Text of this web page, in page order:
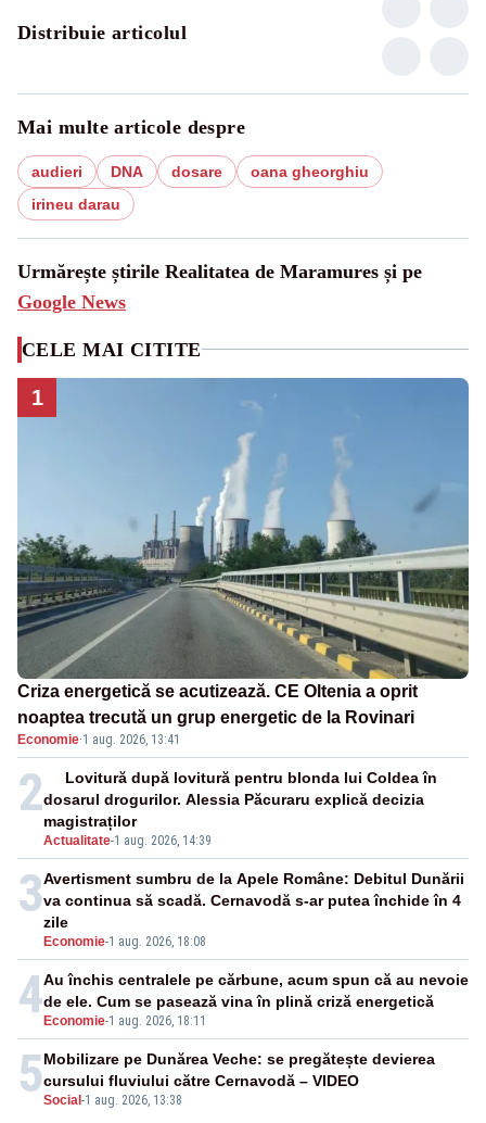
Distribuie articolul
Mai multe articole despre
audieri DNA dosare
oana gheorghiu
irineu darau
Urmărește știrile Realitatea de Maramures și pe
Google News
CELE MAI CITITE
1
Criza energetică se acutizează. CE Oltenia a oprit
noaptea trecută un grup energetic de la Rovinari
Economie·1 aug. 2026, 13:41
2
Actualitate-1 aug. 2026, 14:39
Lovitură după lovitură pentru blonda lui Coldea în
dosarul drogurilor. Alessia Păcuraru explică decizia
magistraților
3
Economie-1 aug. 2026, 18:08
Avertisment sumbru de la Apele Române: Debitul Dunării
va continua să scadă. Cernavodă s-ar putea închide în 4
zile
4 Economie-1 aug. 2026, 18:11
Au închis centralele pe cărbune, acum spun că au nevoie
de ele. Cum se pasează vina în plină criză energetică
5Social -1 aug. 2026, 13:38
Mobilizare pe Dunărea Veche: se pregătește devierea
cursului fluviului către Cernavodă – VIDEO